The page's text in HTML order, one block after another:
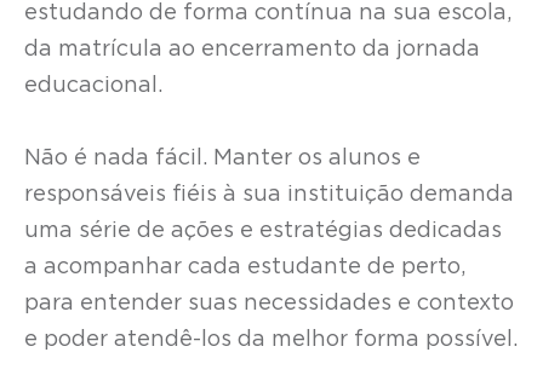
estudando de forma contínua na sua escola,
da matrícula ao encerramento da jornada
educacional.
Não é nada fácil. Manter os alunos e
responsáveis fiéis à sua instituição demanda
uma série de ações e estratégias dedicadas
a acompanhar cada estudante de perto,
para entender suas necessidades e contexto
e poder atendê-los da melhor forma possível.